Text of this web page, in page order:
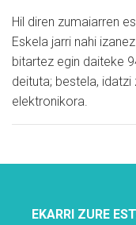
Hil diren zumaiarren
Eskela jarri nahi
bitartez egin daiteke
deituta; bestela, idatzi
elektronikora.
EKARRI ZURE